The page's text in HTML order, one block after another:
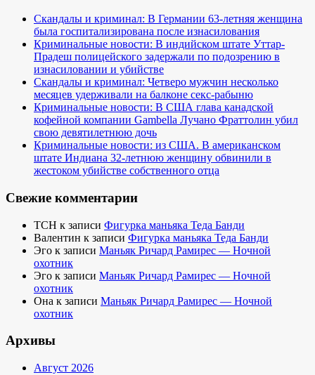
Скандалы и криминал: В Германии 63-летняя женщина
была госпитализирована после изнасилования
Криминальные новости: В индийском штате Уттар-
Прадеш полицейского задержали по подозрению в
изнасиловании и убийстве
Скандалы и криминал: Четверо мужчин несколько
месяцев удерживали на балконе секс-рабыню
Криминальные новости: В США глава канадской
кофейной компании Gambella Лучано Фраттолин убил
свою девятилетнюю дочь
Криминальные новости: из США. В американском
штате Индиана 32-летнюю женщину обвинили в
жестоком убийстве собственного отца
Свежие комментарии
TCH к записи Фигурка маньяка Теда Банди
Валентин к записи Фигурка маньяка Теда Банди
Эго к записи Маньяк Ричард Рамирес — Ночной
охотник
Эго к записи Маньяк Ричард Рамирес — Ночной
охотник
Она к записи Маньяк Ричард Рамирес — Ночной
охотник
Архивы
Август 2026